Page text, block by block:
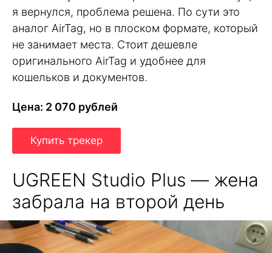
я вернулся, проблема решена. По сути это
аналог AirTag, но в плоском формате, который
не занимает места. Стоит дешевле
оригинального AirTag и удобнее для
кошельков и документов.
Цена: 2 070 рублей
Купить трекер
UGREEN Studio Plus — жена
забрала на второй день